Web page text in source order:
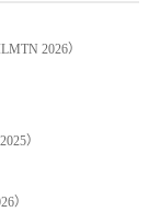
2026）
）
）